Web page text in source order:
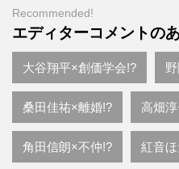
Recommended!
エディターコメントの
大谷翔平×創価学会!?
桑田佳祐×離婚!? 高畑
角田信朗×不仲!? 紅音